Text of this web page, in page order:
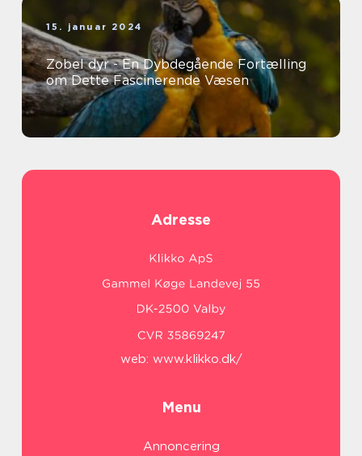
15. januar 2024
Zobel dyr - En Dybdegående Fortælling
om Dette Fascinerende Væsen
Adresse
web: www.klikko.dk/
Menu
Annoncering